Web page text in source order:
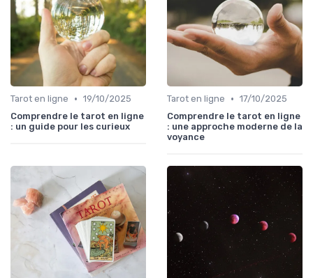
Tarot en ligne • 19/10/2025
Comprendre le tarot en ligne
: un guide pour les curieux
Tarot en ligne • 17/10/2025
Comprendre le tarot en ligne
: une approche moderne de la
voyance